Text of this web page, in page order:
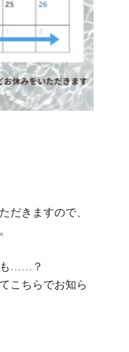
だきますので、
も……？
こちらでお知ら